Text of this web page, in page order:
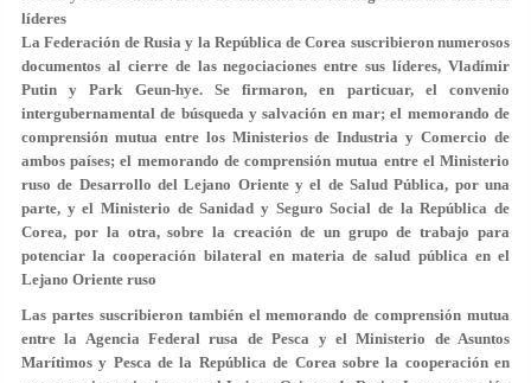
líderes
La Federación de Rusia y la República de Corea suscribieron numerosos
documentos al cierre de las negociaciones entre sus líderes, Vladímir
Putin y Park Geun-hye. Se firmaron, en particuar, el convenio
intergubernamental de búsqueda y salvación en mar; el memorando de
comprensión mutua entre los Ministerios de Industria y Comercio de
ambos países; el memorando de comprensión mutua entre el Ministerio
ruso de Desarrollo del Lejano Oriente y el de Salud Pública, por una
parte, y el Ministerio de Sanidad y Seguro Social de la República de
Corea, por la otra, sobre la creación de un grupo de trabajo para
potenciar la cooperación bilateral en materia de salud pública en el
Lejano Oriente ruso
Las partes suscribieron también el memorando de comprensión mutua
entre la Agencia Federal rusa de Pesca y el Ministerio de Asuntos
Marítimos y Pesca de la República de Corea sobre la cooperación en